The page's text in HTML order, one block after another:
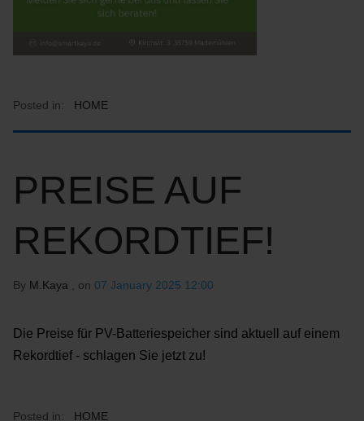
Posted in: HOME
PREISE AUF
REKORDTIEF!
By M.Kaya , on 07 January 2025 12:00
Die Preise für PV-Batteriespeicher sind aktuell auf einem
Rekordtief - schlagen Sie jetzt zu!
Posted in: HOME